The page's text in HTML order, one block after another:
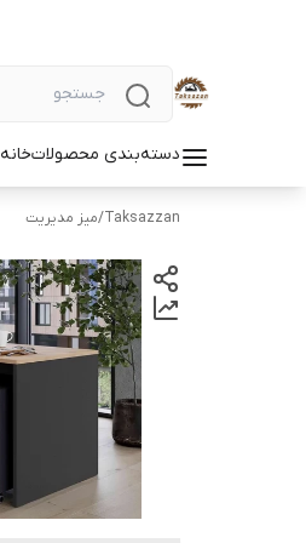
دسته‌بندی محصولاتخانه
Taksazzan
/میز مدیریت